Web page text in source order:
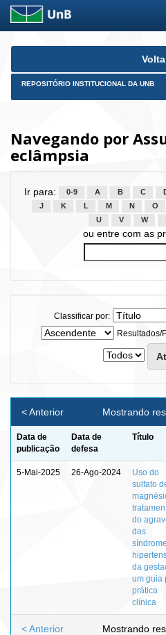
Skip
REPOSITÓRIO INSTITUCIONAL DA UNB
Navegando por
eclâmpsia
Ir para: 0-9 A B C
J
K L M N O
U
V W
ou entre com as
Classificar por:
Resultados/
Mostrando
< Anterior
Data de
publicação
Data de
defesa
Título
5-Mai-2025 26-Ago-2024
Uso do
sulfato
do
das
da
um guia
prática
clínica
Mostrando
< Anterior